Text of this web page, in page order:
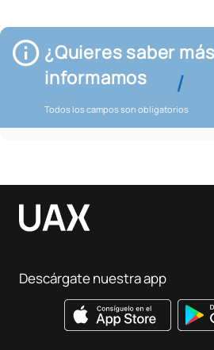
¿Quieres saber
informamos
Todos los campos son obligatorios
Descárgate nuestra app